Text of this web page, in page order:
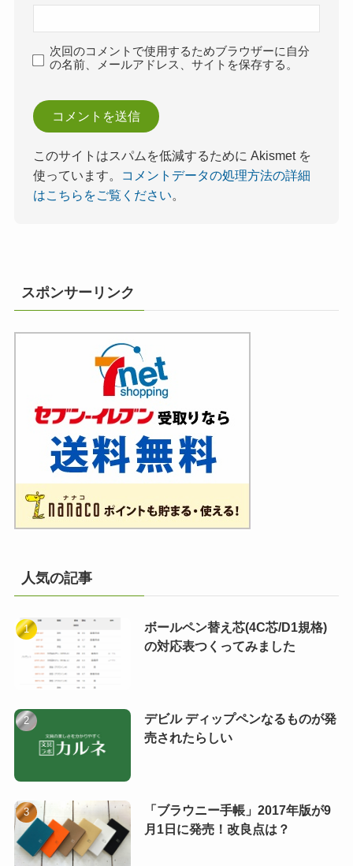
次回のコメントで使用するためブラウザーに自分
の名前、メールアドレス、サイトを保存する。
このサイトはスパムを低減するために Akismet を
使っています。
コメントデータの処理方法の詳細
はこちらをご覧ください
スポンサーリンク
人気の記事
ボールペン替え芯(4C芯/D1規格)
の対応表つくってみました
デビル ディップペンなるものが発
売されたらしい
「ブラウニー手帳」2017年版が9
月1日に発売！改良点は？